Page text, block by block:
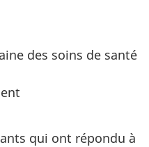
des soins de santé
qui ont répondu à